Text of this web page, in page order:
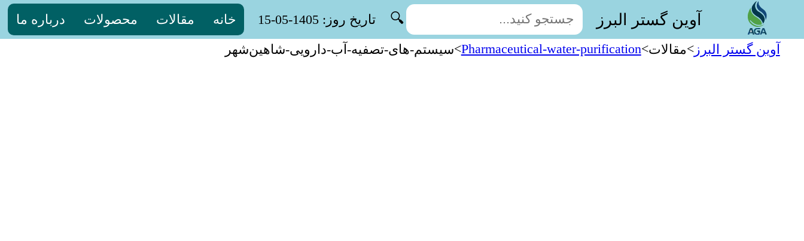
آوین گستر البرز 🔍 تاریخ روز: 1405-05-15 خانه مقالات محصولات درباره ما
آوین گستر البرز>مقالات>
Pharmaceutical-water-purification
>سیستم-های-تصفیه-آب-دارویی-شاهین‌شهر